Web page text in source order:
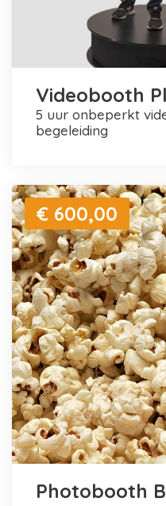
Videobooth
5 uur onbeperkt video's maken + personele
begeleiding
€ 600,00
Photobooth